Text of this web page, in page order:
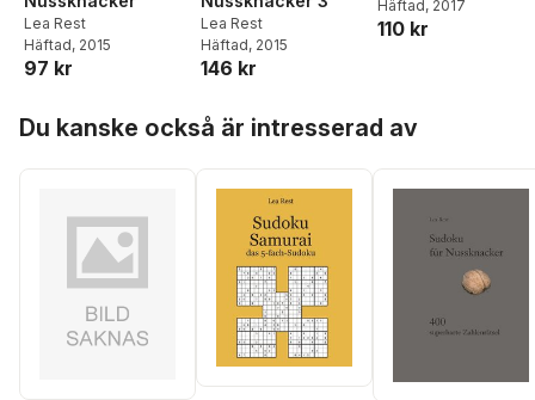
Lea Rest
Häftad, 2015
97 kr
Lea Rest
Häftad, 2015
146 kr
Häftad, 2017
110 kr
Du kanske också är intresserad av